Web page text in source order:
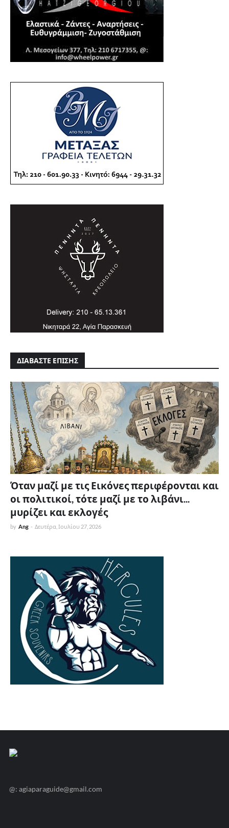
ΔΙΑΒΑΣΤΕ ΕΠΙΣΗΣ
Όταν μαζί με τις Εικόνες περιφέρονται και
οι πολιτικοί, τότε μαζί με το λιβάνι...
μυρίζει και εκλογές
by Ang - Δευτέρα, Ιουλίου 27, 2026
@: agiaparaguide@gmail.com